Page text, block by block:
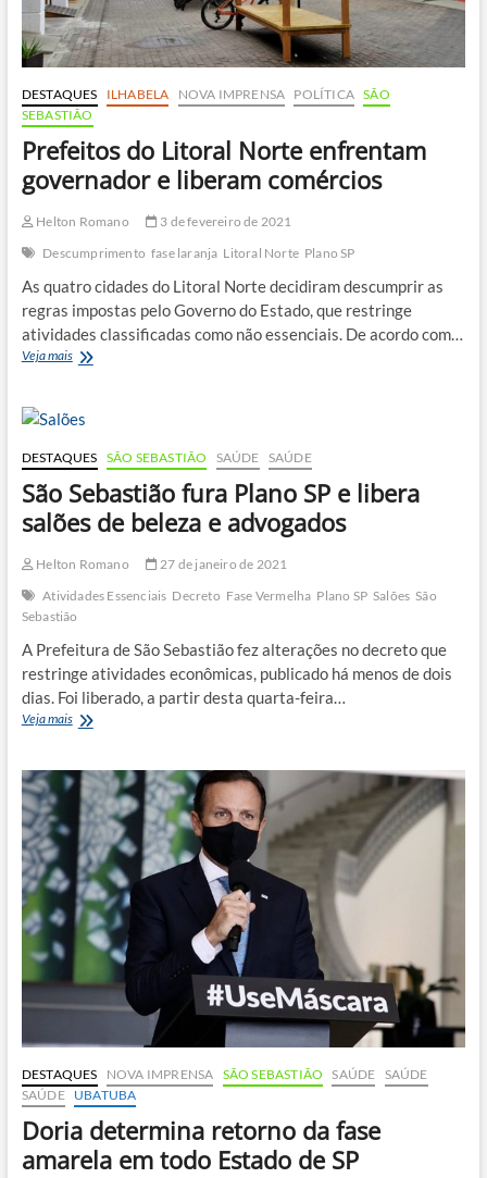
DESTAQUES ILHABELA NOVA IMPRENSA POLÍTICA SÃO
SEBASTIÃO
Prefeitos do Litoral Norte enfrentam
governador e liberam comércios
Helton Romano
3 de fevereiro de 2021
Descumprimento fase laranja Litoral Norte Plano SP
As quatro cidades do Litoral Norte decidiram descumprir as
regras impostas pelo Governo do Estado, que restringe
atividades classificadas como não essenciais. De acordo com…
Veja maisPrefeitos
governador
e
liberam
comércios
DESTAQUES SÃO SEBASTIÃO SAÚDE SAÚDE
São Sebastião fura Plano SP e libera
salões de beleza e advogados
Helton Romano
27 de janeiro de 2021
Atividades Essenciais Decreto Fase Vermelha Plano SP Salões São
Sebastião
A Prefeitura de São Sebastião fez alterações no decreto que
restringe atividades econômicas, publicado há menos de dois
dias. Foi liberado, a partir desta quarta-feira…
Veja maisSão
Plano
SP
libera
salões
de
beleza
e
advogados
DESTAQUES NOVA IMPRENSA SÃO SEBASTIÃO SAÚDE SAÚDE
SAÚDE
UBATUBA
Doria determina retorno da fase
amarela em todo Estado de SP